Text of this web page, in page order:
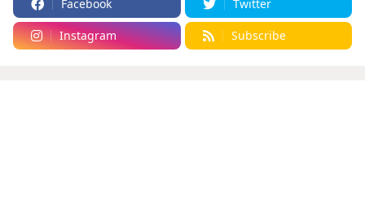
Facebook Twitter
Instagram Subscribe